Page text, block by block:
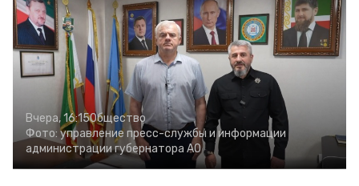
Вчера, 16:15Общество
Фото: управление пресс-службы и информации
администрации губернатора АО